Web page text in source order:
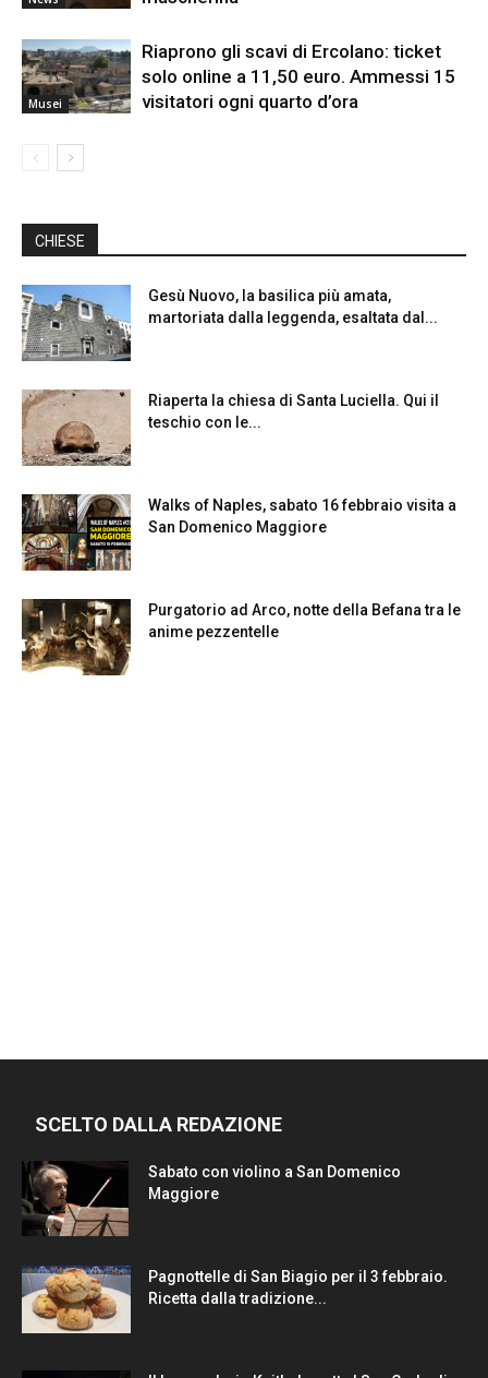
Musei
Riaprono gli scavi di Ercolano: ticket
solo online a 11,50 euro. Ammessi 15
visitatori ogni quarto d’ora
CHIESE
Gesù Nuovo, la basilica più amata,
martoriata dalla leggenda, esaltata dal...
Riaperta la chiesa di Santa Luciella. Qui il
teschio con le...
Walks of Naples, sabato 16 febbraio visita a
San Domenico Maggiore
Purgatorio ad Arco, notte della Befana tra le
anime pezzentelle
SCELTO DALLA REDAZIONE
Sabato con violino a San Domenico
Maggiore
Pagnottelle di San Biagio per il 3 febbraio.
Ricetta dalla tradizione...